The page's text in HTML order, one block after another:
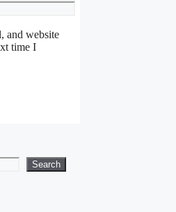
and website
time I
Search